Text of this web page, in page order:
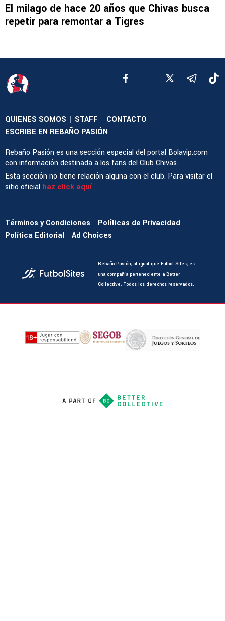
El milago de hace 20 años que Chivas busca
repetir para remontar a Tigres
QUIENES SOMOS | STAFF | CONTACTO |
ESCRIBE EN REBAÑO PASIÓN
Rebaño Pasión es una sección especial del portal Bolavip.com
con información destinada a los fans del Club Chivas.
Esta sección no tiene relación alguna con el club. Para visitar el
sitio oficial haz click aquí
Términos y Condiciones
Políticas de Privacidad
Política Editorial
Ad Choices
Rebaño Pasión, al igual que Futbol Sites, es
una compañía perteneciente a Better
Collective. Todos los derechos reservados.